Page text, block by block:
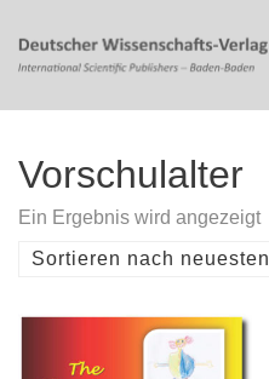
Vorschulalter
Ein Ergebnis wird angezeigt
Sortieren nach neuesten